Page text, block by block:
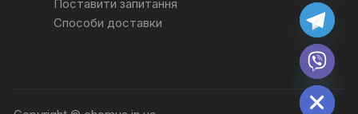
Поставити запитання
Способи доставки
H
i
d
e
c
h
a